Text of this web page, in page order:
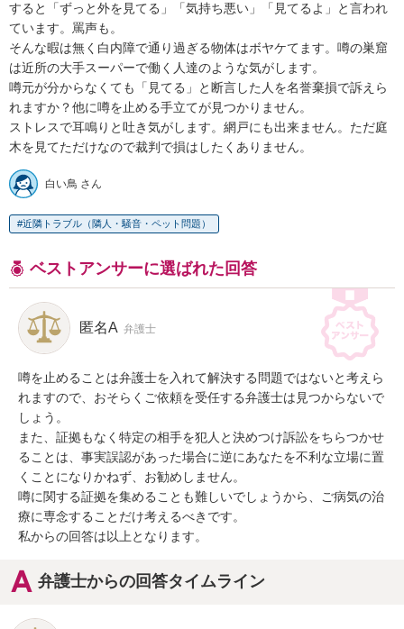
すると「ずっと外を見てる」「気持ち悪い」「見てるよ」と言われ
ています。罵声も。
そんな暇は無く白内障で通り過ぎる物体はボヤケてます。噂の巣窟
は近所の大手スーパーで働く人達のような気がします。
噂元が分からなくても「見てる」と断言した人を名誉棄損で訴えら
れますか？他に噂を止める手立てが見つかりません。
ストレスで耳鳴りと吐き気がします。網戸にも出来ません。ただ庭
木を見てただけなので裁判で損はしたくありません。
白い鳥 さん
近隣トラブル（隣人・騒音・ペット問題）
ベストアンサーに選ばれた回答
匿名A 弁護士
噂を止めることは弁護士を入れて解決する問題ではないと考えら
れますので、おそらくご依頼を受任する弁護士は見つからないで
しょう。
また、証拠もなく特定の相手を犯人と決めつけ訴訟をちらつかせ
ることは、事実誤認があった場合に逆にあなたを不利な立場に置
くことになりかねず、お勧めしません。
噂に関する証拠を集めることも難しいでしょうから、ご病気の治
療に専念することだけ考えるべきです。
私からの回答は以上となります。
弁護士からの回答タイムライン